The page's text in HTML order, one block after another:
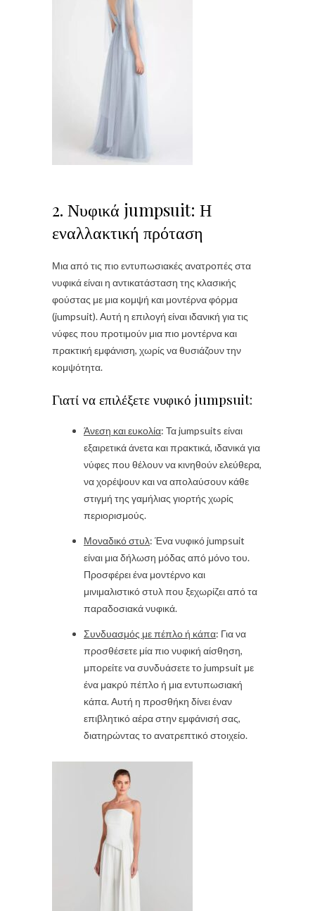
2. Νυφικά jumpsuit: Η
εναλλακτική πρόταση
Μια από τις πιο εντυπωσιακές ανατροπές στα
νυφικά είναι η αντικατάσταση της κλασικής
φούστας με μια κομψή και μοντέρνα φόρμα
(jumpsuit). Αυτή η επιλογή είναι ιδανική για τις
νύφες που προτιμούν μια πιο μοντέρνα και
πρακτική εμφάνιση, χωρίς να θυσιάζουν την
κομψότητα.
Γιατί να επιλέξετε νυφικό jumpsuit:
Άνεση και ευκολία: Τα jumpsuits είναι
εξαιρετικά άνετα και πρακτικά, ιδανικά για
νύφες που θέλουν να κινηθούν ελεύθερα,
να χορέψουν και να απολαύσουν κάθε
στιγμή της γαμήλιας γιορτής χωρίς
περιορισμούς.
Μοναδικό στυλ: Ένα νυφικό jumpsuit
είναι μια δήλωση μόδας από μόνο του.
Προσφέρει ένα μοντέρνο και
μινιμαλιστικό στυλ που ξεχωρίζει από τα
παραδοσιακά νυφικά.
Συνδυασμός με πέπλο ή κάπα: Για να
προσθέσετε μία πιο νυφική αίσθηση,
μπορείτε να συνδυάσετε το jumpsuit με
ένα μακρύ πέπλο ή μια εντυπωσιακή
κάπα. Αυτή η προσθήκη δίνει έναν
επιβλητικό αέρα στην εμφάνισή σας,
διατηρώντας το ανατρεπτικό στοιχείο.